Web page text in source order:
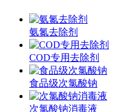
氨氮去除剂
COD专用去除剂
食品级次氯酸钠
次氯酸钠消毒液